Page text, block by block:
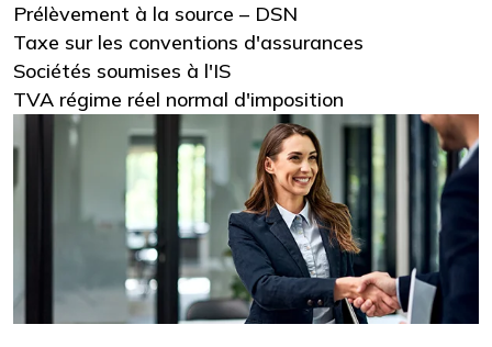
Prélèvement à la source – DSN
Taxe sur les conventions d'assurances
Sociétés soumises à l'IS
TVA régime réel normal d'imposition